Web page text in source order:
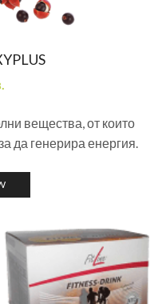
вещества, от които
да генерира енергия.